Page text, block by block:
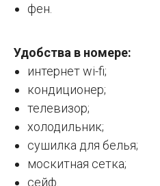
фен.
Удобства в номере:
интернет wi-fi;
кондиционер;
телевизор;
холодильник;
сушилка для белья;
москитная сетка;
сейф.